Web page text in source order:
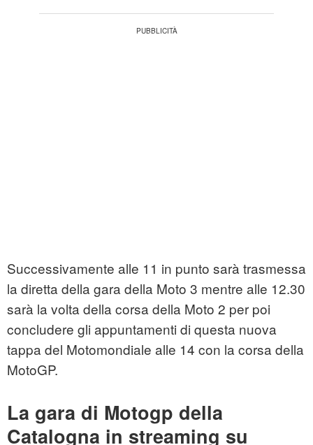
Successivamente alle 11 in punto sarà trasmessa
la diretta della gara della Moto 3 mentre alle 12.30
sarà la volta della corsa della Moto 2 per poi
concludere gli appuntamenti di questa nuova
tappa del Motomondiale alle 14 con la corsa della
MotoGP.
La gara di Motogp della
Catalogna in streaming su